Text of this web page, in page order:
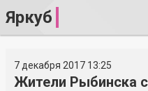
Яркуб
7 декабря 2017 13:25
Жители Рыбинска